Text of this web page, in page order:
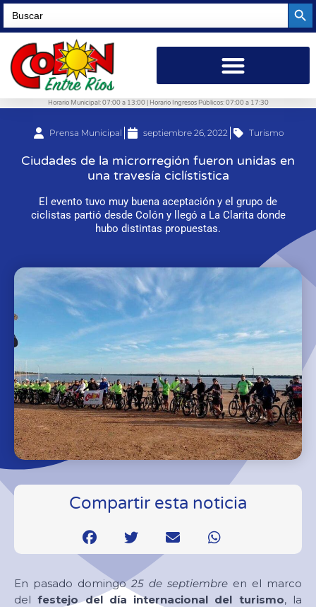
Search
for:
Horario Municipal: 07:00 a 13:00 | Horario Ingresos Públicos: 07:00 a 17:30
Prensa Municipal septiembre 26, 2022 Turismo
Ciudades de la microrregión fueron unidas en
una travesía ciclístistica
El evento tuvo muy buena aceptación y el grupo de
ciclistas partió desde Colón y llegó a La Clarita donde
hubo distintas propuestas.
Compartir esta noticia
En pasado domingo25 de septiembreen el marco
delfestejo del día internacional del turismo, la